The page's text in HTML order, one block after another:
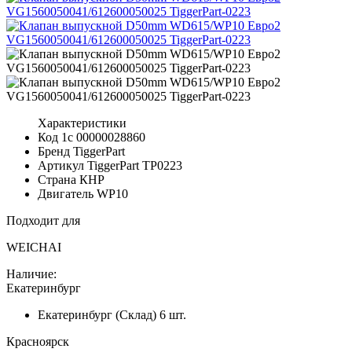
Характеристики
Код 1с 00000028860
Бренд TiggerPart
Артикул TiggerPart TP0223
Страна КНР
Двигатель WP10
Подходит для
WEICHAI
Наличие:
Екатеринбург
Екатеринбург (Склад) 6 шт.
Красноярск